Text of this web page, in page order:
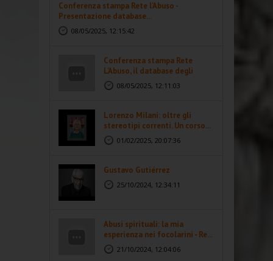
Conferenza stampa Rete l'Abuso -
Presentazione database...
08/05/2025, 12:15:42
Conferenza stampa Rete
L'Abuso, il database degli
abusi...08/05/2025, 12:11:03
Lorenzo Milani: oltre gli
stereotipi correnti. Un corso...
01/02/2025, 20:07:36
Gustavo Gutiérrez
25/10/2024, 12:34:11
Abusi spirituali: la mia
esperienza nei focolarini - Re...
21/10/2024, 12:04:06